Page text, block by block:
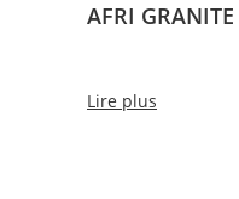
AFRI GRANITE
Lire plus